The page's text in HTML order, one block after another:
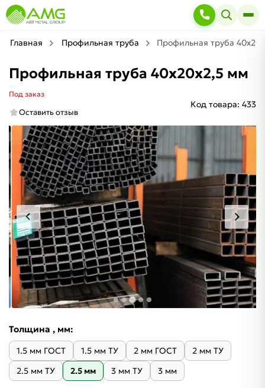
Главная Профильная труба Профильная труба
Профильная труба 40х20х2,5 мм
Под заказ
Оставить отзыв
Код товара: 433
Толщина , мм:
1.5 мм ГОСТ 1.5 мм ТУ 2 мм ГОСТ
2 мм ТУ
2.5 мм ТУ
2.5 мм 3 мм ТУ 3 мм